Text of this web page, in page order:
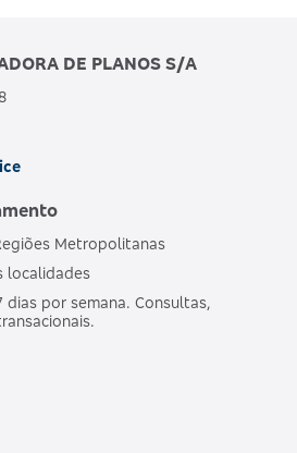
DE PLANOS S/A
Metropolitanas
localidades
por semana. Consultas,